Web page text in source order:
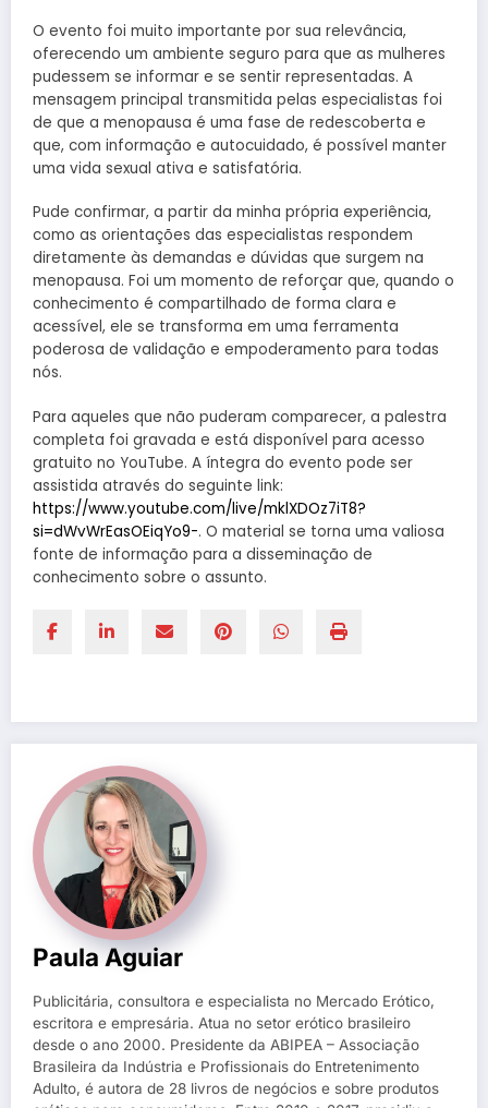
O evento foi muito importante por sua relevância,
oferecendo um ambiente seguro para que as mulheres
pudessem se informar e se sentir representadas. A
mensagem principal transmitida pelas especialistas foi
de que a menopausa é uma fase de redescoberta e
que, com informação e autocuidado, é possível manter
uma vida sexual ativa e satisfatória.
Pude confirmar, a partir da minha própria experiência,
como as orientações das especialistas respondem
diretamente às demandas e dúvidas que surgem na
menopausa. Foi um momento de reforçar que, quando o
conhecimento é compartilhado de forma clara e
acessível, ele se transforma em uma ferramenta
poderosa de validação e empoderamento para todas
nós.
Para aqueles que não puderam comparecer, a palestra
completa foi gravada e está disponível para acesso
gratuito no YouTube. A íntegra do evento pode ser
assistida através do seguinte link:
https://www.youtube.com/live/mklXDOz7iT8?
si=dWvWrEasOEiqYo9-. O material se torna uma valiosa
fonte de informação para a disseminação de
conhecimento sobre o assunto.
Paula Aguiar
Publicitária, consultora e especialista no Mercado Erótico,
escritora e empresária. Atua no setor erótico brasileiro
desde o ano 2000. Presidente da ABIPEA – Associação
Brasileira da Indústria e Profissionais do Entretenimento
Adulto, é autora de 28 livros de negócios e sobre produtos